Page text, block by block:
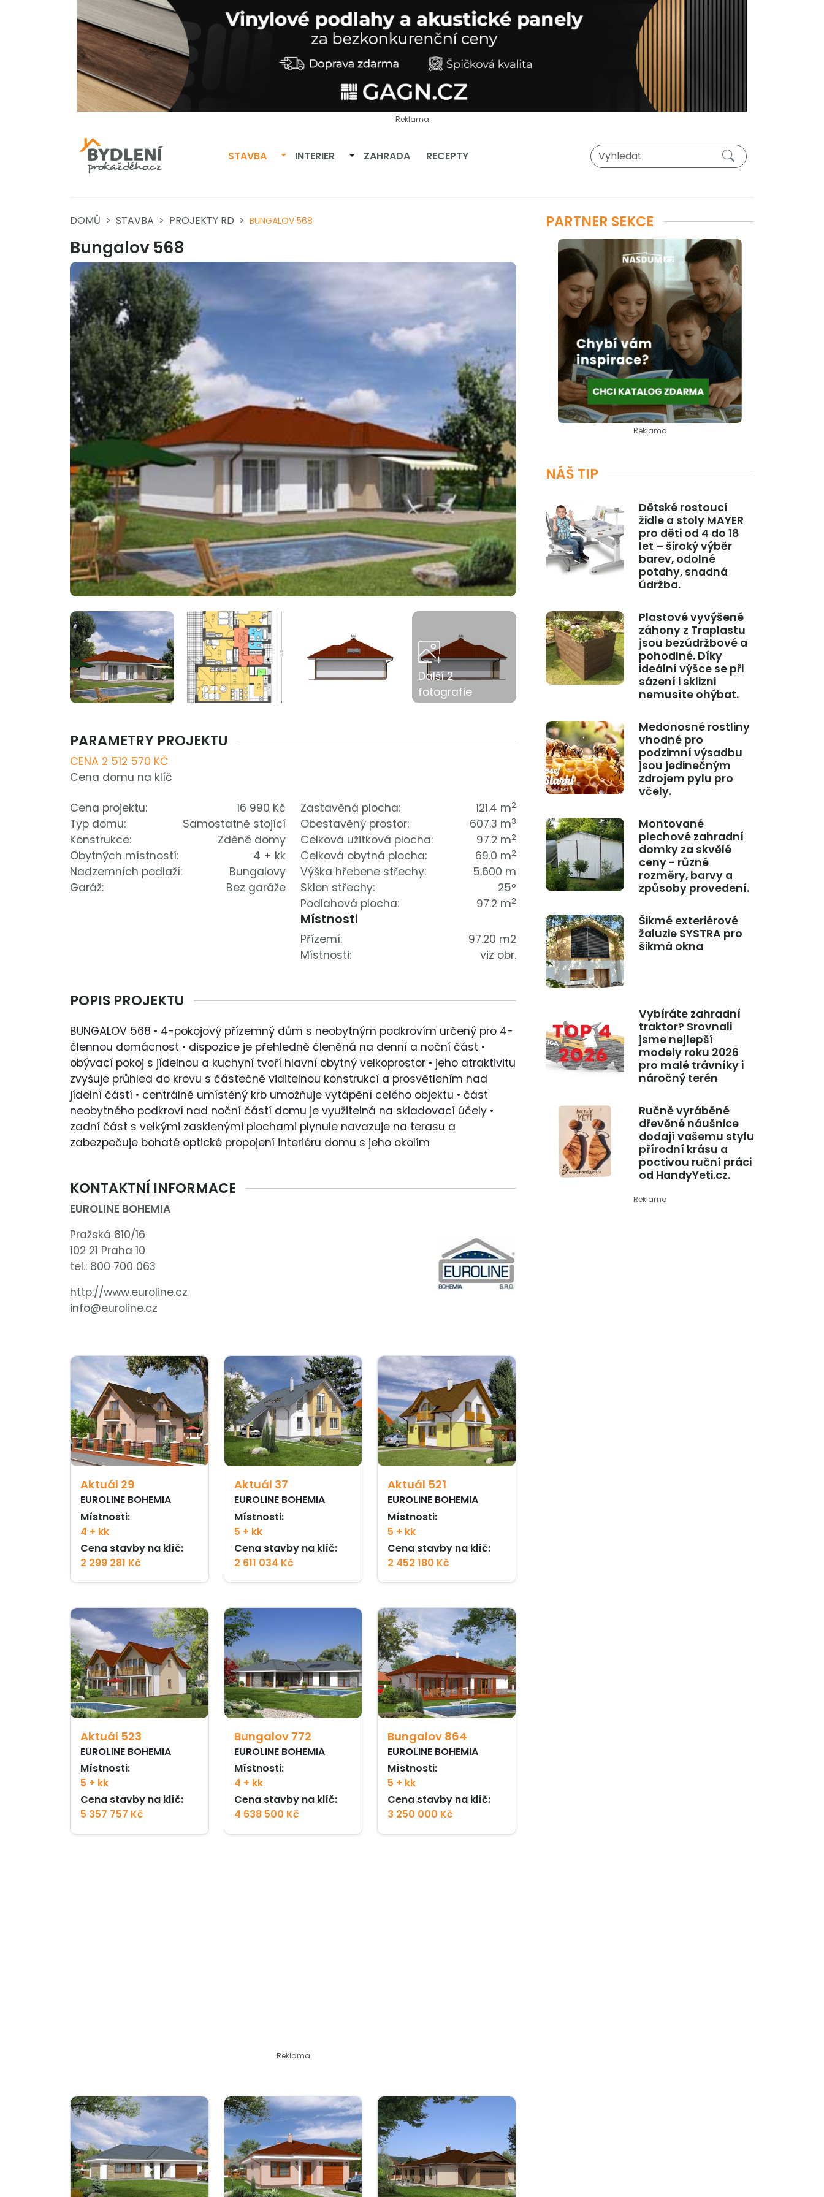
Reklama
STAVBA Přepnout dropdown
INTERIER Přepnout dropdown
ZAHRADA RECEPTY
DOMŮ STAVBA PROJEKTY RD BUNGALOV 568
Bungalov 568
Další 2
fotografie
PARAMETRY PROJEKTU
CENA 2 512 570 KČ
Cena domu na klíč
Cena projektu:
16 990 Kč
Typ domu:
Samostatně stojící
Konstrukce:
Zděné domy
Obytných místností:
4 + kk
Nadzemních podlaží:
Bungalovy
Garáž:
Bez garáže
Zastavěná plocha: 121.4 m2
Obestavěný prostor: 607.3 m3
Celková užitková plocha: 97.2 m2
Celková obytná plocha: 69.0 m2
Výška hřebene střechy:
5.600 m
Sklon střechy:
25º
Podlahová plocha:
97.2 m2
Místnosti
Přízemí:
97.20 m2
Místnosti:
viz obr.
POPIS PROJEKTU
BUNGALOV 568 • 4-pokojový přízemný dům s neobytným podkrovím určený pro 4-
člennou domácnost • dispozice je přehledně členěná na denní a noční část •
obývací pokoj s jídelnou a kuchyní tvoří hlavní obytný velkoprostor • jeho atraktivitu
zvyšuje průhled do krovu s částečně viditelnou konstrukcí a prosvětlením nad
jídelní částí • centrálně umístěný krb umožňuje vytápění celého objektu • část
neobytného podkroví nad noční částí domu je využitelná na skladovací účely •
zadní část s velkými zasklenými plochami plynule navazuje na terasu a
zabezpečuje bohaté optické propojení interiéru domu s jeho okolím
KONTAKTNÍ INFORMACE
EUROLINE BOHEMIA
Pražská 810/16
102 21 Praha 10
tel.: 800 700 063
http://www.euroline.cz
info@euroline.cz
Aktuál 29
EUROLINE BOHEMIA
Místnosti:
4 + kk
Cena stavby na klíč:
2 299 281 Kč
Aktuál 37
EUROLINE BOHEMIA
Místnosti:
5 + kk
Cena stavby na klíč:
2 611 034 Kč
Aktuál 521
EUROLINE BOHEMIA
Místnosti:
5 + kk
Cena stavby na klíč:
2 452 180 Kč
Aktuál 523
EUROLINE BOHEMIA
Místnosti:
5 + kk
Cena stavby na klíč:
5 357 757 Kč
Bungalov 772
EUROLINE BOHEMIA
Místnosti:
4 + kk
Cena stavby na klíč:
4 638 500 Kč
Bungalov 864
EUROLINE BOHEMIA
Místnosti:
5 + kk
Cena stavby na klíč:
3 250 000 Kč
Reklama
PARTNER SEKCE
Reklama
NÁŠ TIP
Dětské rostoucí
židle a stoly MAYER
pro děti od 4 do 18
let – široký výběr
barev, odolné
potahy, snadná
údržba.
Plastové vyvýšené
záhony z Traplastu
jsou bezúdržbové a
pohodlné. Díky
ideální výšce se při
sázení i sklizni
nemusíte ohýbat.
Medonosné rostliny
vhodné pro
podzimní výsadbu
jsou jedinečným
zdrojem pylu pro
včely.
Montované
plechové zahradní
domky za skvělé
ceny - různé
rozměry, barvy a
způsoby provedení.
Šikmé exteriérové
žaluzie SYSTRA pro
šikmá okna
Vybíráte zahradní
traktor? Srovnali
jsme nejlepší
modely roku 2026
pro malé trávníky i
náročný terén
Ručně vyráběné
dřevěné náušnice
dodají vašemu stylu
přírodní krásu a
poctivou ruční práci
od HandyYeti.cz.
Reklama